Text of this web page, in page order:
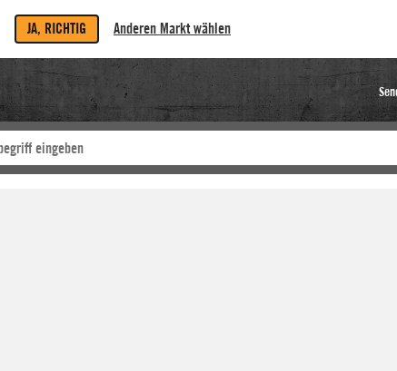
JA, RICHTIG Anderen Markt wählen